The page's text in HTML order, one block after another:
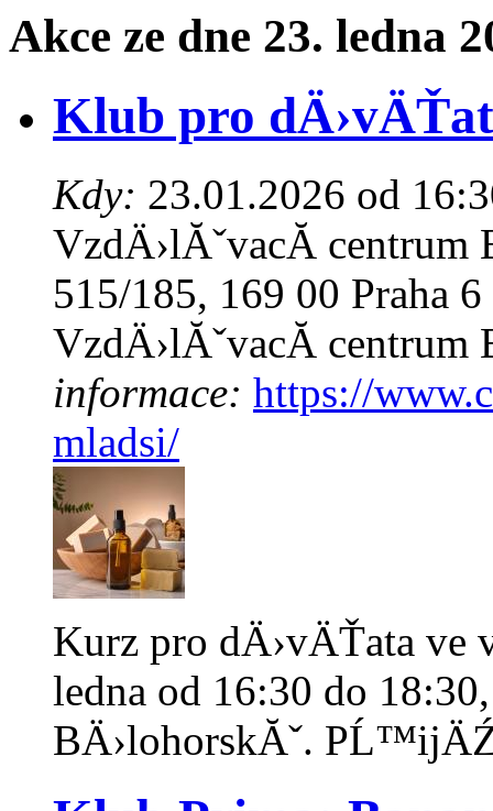
Akce ze dne 23. ledna
Klub pro
Kdy: 23.01.2026 od
VzdÄ›lĂˇvacĂ­ centrum
515/185, 169 00 Praha
VzdÄ›lĂˇvacĂ­ centrum
informace: https://
mladsi/
Kurz pro dÄ›vÄŤata ve
ledna od 16:30 do
BÄ›lohorskĂˇ.